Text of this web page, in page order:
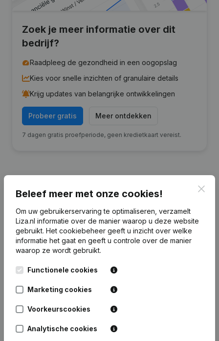
Zoek je meer informatie over dit
bedrijf?
Raadpleeg de gezondheid in een oogopslag
Kies voor snelle inzichten of granulaire details
Krijg updates van belangrijke ontwikkelingen
Probeer gratis Meer ontdekken
7 dagen gratis proefperiode, geen kredietkaart vereist.
Financiële gegevens van G. Jansen
Slijk-Ewijk
2024 2023 2022
vermogen
€ 500.470 492.780
Personeel 0
Beleef meer met onze cookies!
Om uw gebruikerservaring te optimaliseren, verzamelt
Liza.nl informatie over de manier waarop u deze website
gebruikt. Het cookiebeheer geeft u inzicht over welke
informatie het gaat en geeft u controle over de manier
waarop ze wordt gebruikt.
Functionele cookies
Marketing cookies
Voorkeurscookies
Analytische cookies